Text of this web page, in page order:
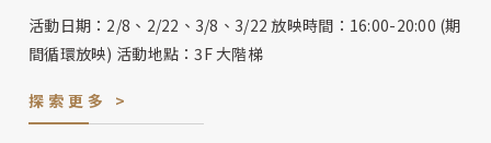
活動日期：2/8、2/22、3/8、3/22 放映時間：16:00-20:00 (期
間循環放映) 活動地點：3F 大階梯
探索更多 >